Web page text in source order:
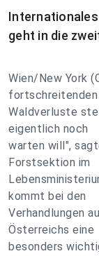
geht in die
Wien/New York
fortschreitenden
Waldverluste
eigentlich noch
warten will",
Forstsektion im
kommt bei den
Verhandlungen
Österreichs eine
besonders